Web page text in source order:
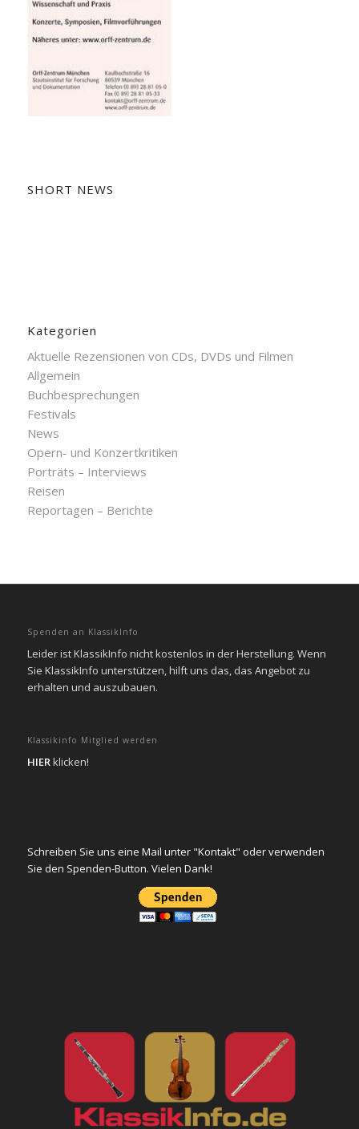
SHORT NEWS
Kategorien
Aktuelle Rezensionen von CDs, DVDs und Filmen
Allgemein
Buchbesprechungen
Festivals
News
Opern- und Konzertkritiken
Porträts – Interviews
Reisen
Reportagen – Berichte
Spenden an KlassikInfo
Leider ist KlassikInfo nicht kostenlos in der Herstellung. Wenn
Sie KlassikInfo unterstützen, hilft uns das, das Angebot zu
erhalten und auszubauen.
Klassikinfo Mitglied werden
HIERklicken!
Schreiben Sie uns eine Mail unter "Kontakt" oder verwenden
Sie den Spenden-Button. Vielen Dank!